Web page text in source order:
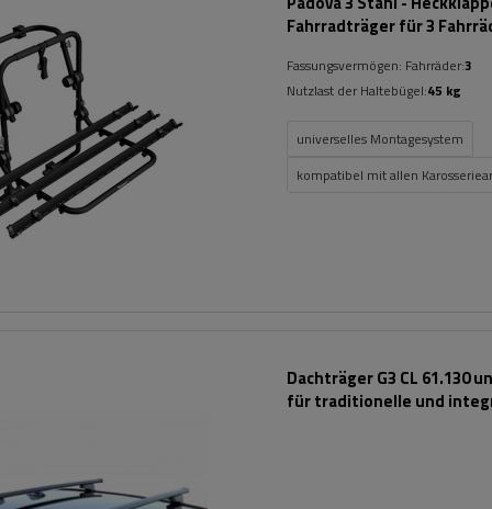
Fahrradträger für 3
Fassungsvermögen: Fahrräder:3
Nutzlast der Haltebügel:45 kg
universelles Montagesystem
kompatibel mit allen
Dachträger G3 CL 61.130
für traditionelle und